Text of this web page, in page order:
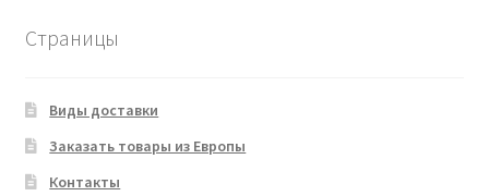
Страницы
Виды доставки
Заказать товары из Европы
Контакты